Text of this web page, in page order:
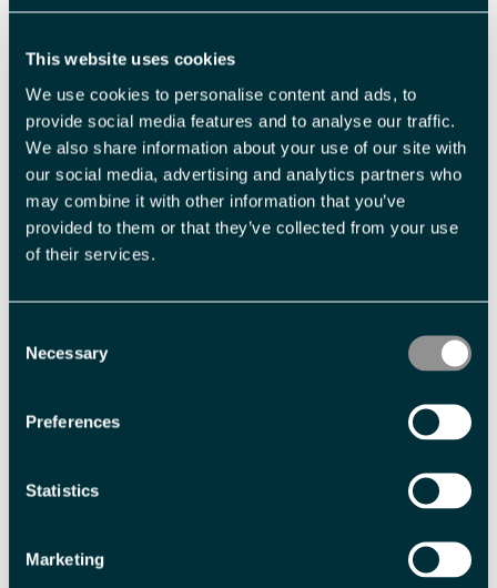
This website uses cookies
We use cookies to personalise content and ads, to
provide social media features and to analyse our traffic.
We also share information about your use of our site with
our social media, advertising and analytics partners who
may combine it with other information that you’ve
provided to them or that they’ve collected from your use
of their services.
Selection
Necessary
Preferences
Statistics
Marketing
2
-